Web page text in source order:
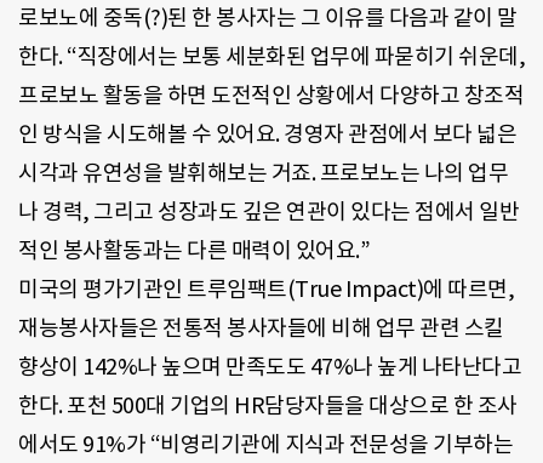
로보노에 중독(?)된 한 봉사자는 그 이유를 다음과 같이 말
한다. “직장에서는 보통 세분화된 업무에 파묻히기 쉬운데,
프로보노 활동을 하면 도전적인 상황에서 다양하고 창조적
인 방식을 시도해볼 수 있어요. 경영자 관점에서 보다 넓은
시각과 유연성을 발휘해보는 거죠. 프로보노는 나의 업무
나 경력, 그리고 성장과도 깊은 연관이 있다는 점에서 일반
적인 봉사활동과는 다른 매력이 있어요.”
미국의 평가기관인 트루임팩트(True Impact)에 따르면,
재능봉사자들은 전통적 봉사자들에 비해 업무 관련 스킬
향상이 142%나 높으며 만족도도 47%나 높게 나타난다고
한다. 포천 500대 기업의 HR담당자들을 대상으로 한 조사
에서도 91%가 “비영리기관에 지식과 전문성을 기부하는